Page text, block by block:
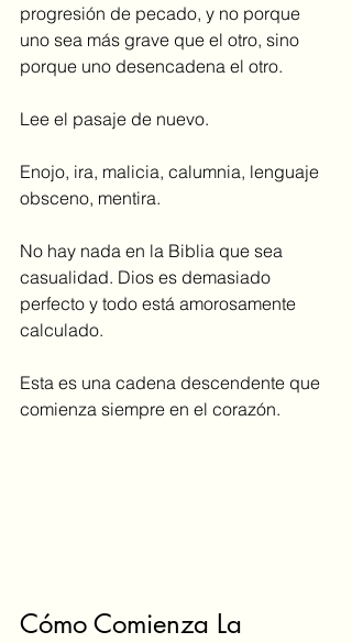
progresión de pecado, y no porque
uno sea más grave que el otro, sino
porque uno desencadena el otro.
Lee el pasaje de nuevo.
Enojo, ira, malicia, calumnia, lenguaje
obsceno, mentira.
No hay nada en la Biblia que sea
casualidad. Dios es demasiado
perfecto y todo está amorosamente
calculado.
Esta es una cadena descendente que
comienza siempre en el corazón.
Cómo Comienza La